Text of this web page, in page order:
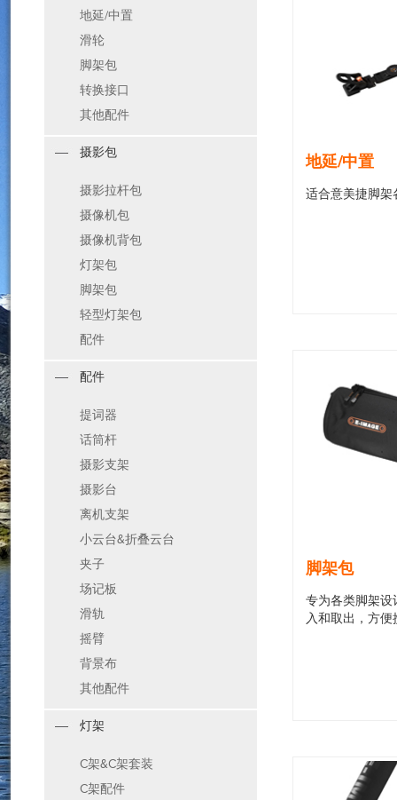
地延/中置
滑轮
脚架包
转换接口
其他配件
摄影包
摄影拉杆包
摄像机包
摄像机背包
灯架包
脚架包
轻型灯架包
配件
配件
提词器
话筒杆
摄影支架
摄影台
离机支架
小云台&折叠云台
夹子
场记板
滑轨
摇臂
背景布
其他配件
灯架
C架&C架套装
C架配件
地延/中置
适合意美捷脚架
脚架包
专为各类脚架设
入和取出，方便